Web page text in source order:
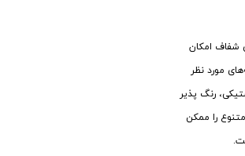
شفاف امکان
مورد نظر
رنگ پذیر
را ممکن